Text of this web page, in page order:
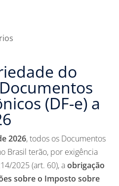
do
(DF-e) a
2026, todos os Documentos
Brasil terão, por exigência
2025 (art. 60), aobrigação
sobre o Imposto sobre